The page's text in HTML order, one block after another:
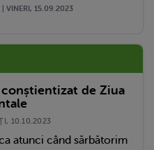
| VINERI, 15.09.2023
de Ziua
10.10.2023
atunci când sărbătorim